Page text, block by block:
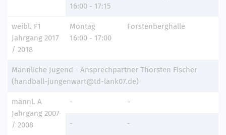
16:00 - 17:15
weibl. F1
Jahrgang 2017
/ 2018
Montag
16:00 - 17:00
Forstenberghalle
Männliche Jugend - Ansprechpartner Thorsten Fischer
(handball-jungenwart@td-lank07.de)
männl. A
Jahrgang 2007
/ 2008
- -
- -